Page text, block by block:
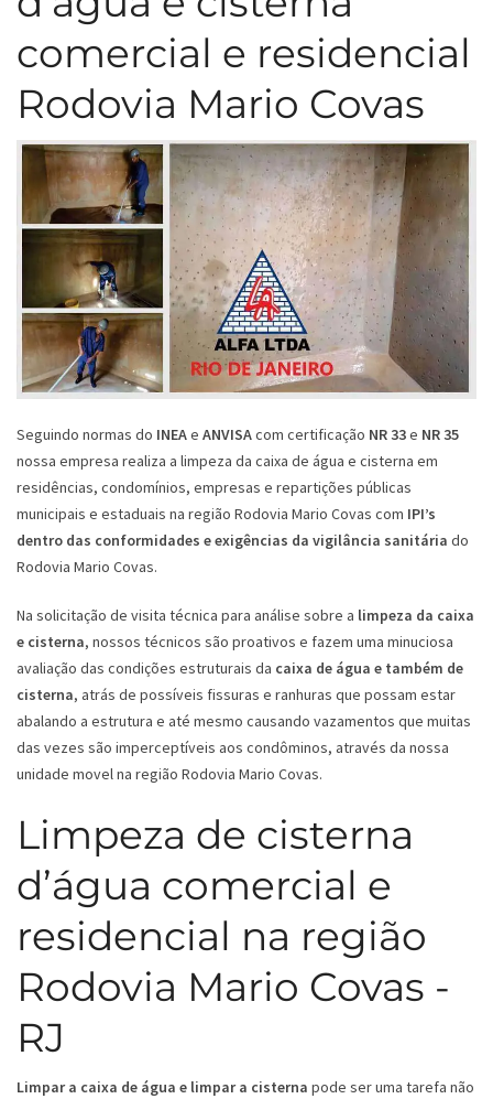
comercial e residencial
Rodovia Mario Covas
Seguindo normas do INEAe ANVISAcom certificação NR 33e NR 35
nossa empresa realiza a limpeza da caixa de água e cisterna em
residências, condomínios, empresas e repartições públicas
municipais e estaduais na região Rodovia Mario Covas com IPI’s
dentro das conformidades e exigências da vigilância sanitária do
Rodovia Mario Covas.
Na solicitação de visita técnica para análise sobre a limpeza da caixa
e cisterna, nossos técnicos são proativos e fazem uma minuciosa
avaliação das condições estruturais da caixa de água e também de
cisterna, atrás de possíveis fissuras e ranhuras que possam estar
abalando a estrutura e até mesmo causando vazamentos que muitas
das vezes são imperceptíveis aos condôminos, através da nossa
unidade movel na região Rodovia Mario Covas.
Limpeza de cisterna
d’água comercial e
residencial na região
Rodovia Mario Covas -
RJ
Limpar a caixa de água e limpar a cisterna pode ser uma tarefa não